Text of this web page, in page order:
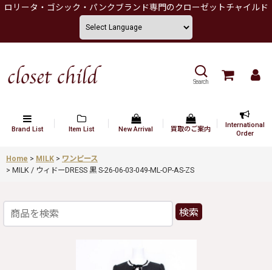
ロリータ・ゴシック・パンクブランド専門のクローゼットチャイルド
Search
Brand List Item List New Arrival 買取のご案内
International
Order
Home > MILK > ワンピース
> MILK / ウィドーDRESS 黒 S-26-06-03-049-ML-OP-AS-ZS
検索